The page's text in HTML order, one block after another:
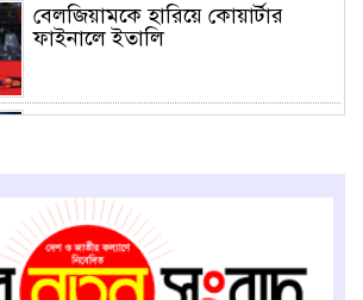
বেলজিয়ামকে হারিয়ে কোয়ার্টার
ফাইনালে ইতালি
সুস্বাস্থ্যের জন্য সেরা ১২টি হেলথ টিপস